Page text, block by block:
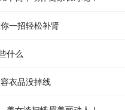
一招轻松补肾
什么
衣品没掉线